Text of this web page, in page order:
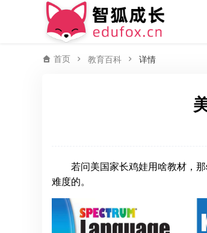
首页 教育百科 详情
若问美国家长鸡娃用啥教材，
难度的。